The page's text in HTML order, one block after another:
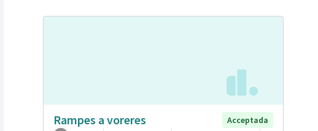
Rampes a voreres
Acceptada